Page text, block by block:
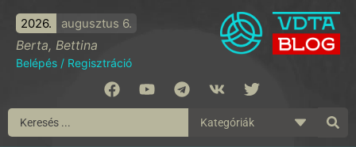
2026. augusztus 6.
Berta, Bettina
Belépés / Regisztráció